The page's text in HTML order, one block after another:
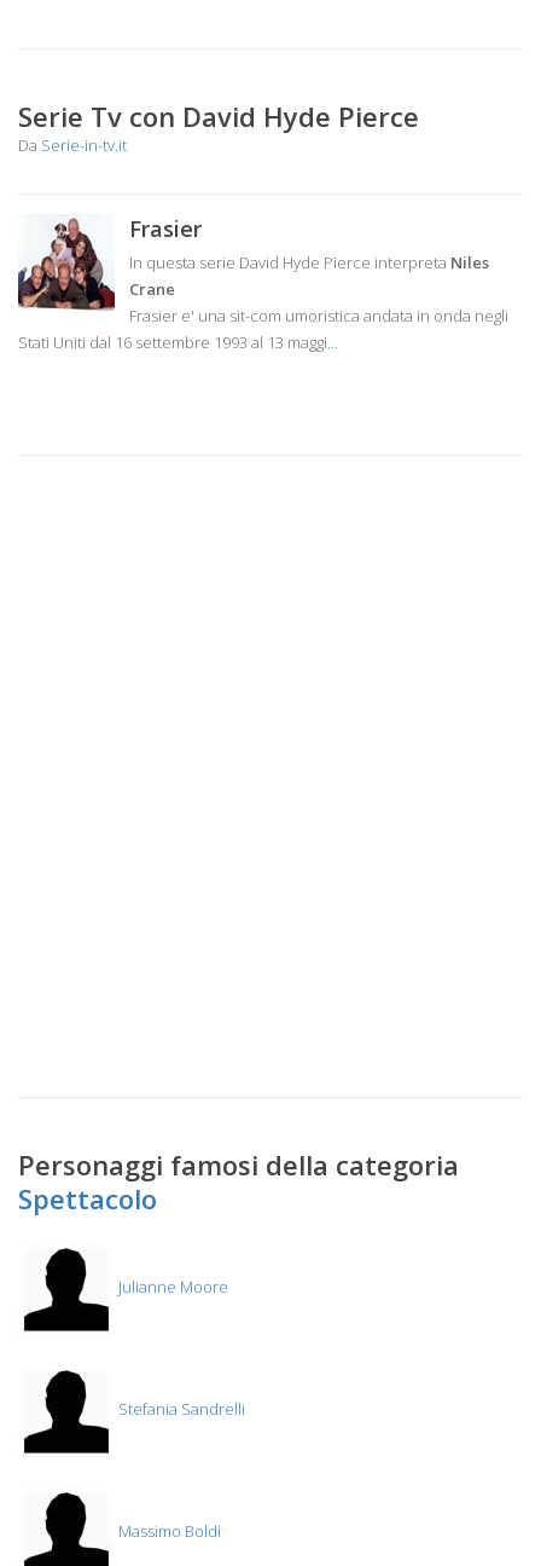
Serie Tv con David Hyde Pierce
Da Serie-in-tv.it
Frasier
In questa serie David Hyde Pierce interpreta Niles
Crane
Frasier e' una sit-com umoristica andata in onda negli
Stati Uniti dal 16 settembre 1993 al 13 maggi...
Personaggi famosi della categoria
Spettacolo
Julianne Moore
Stefania Sandrelli
Massimo Boldi